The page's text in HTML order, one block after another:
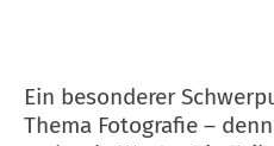
Ein besonderer
Thema Fotografie –